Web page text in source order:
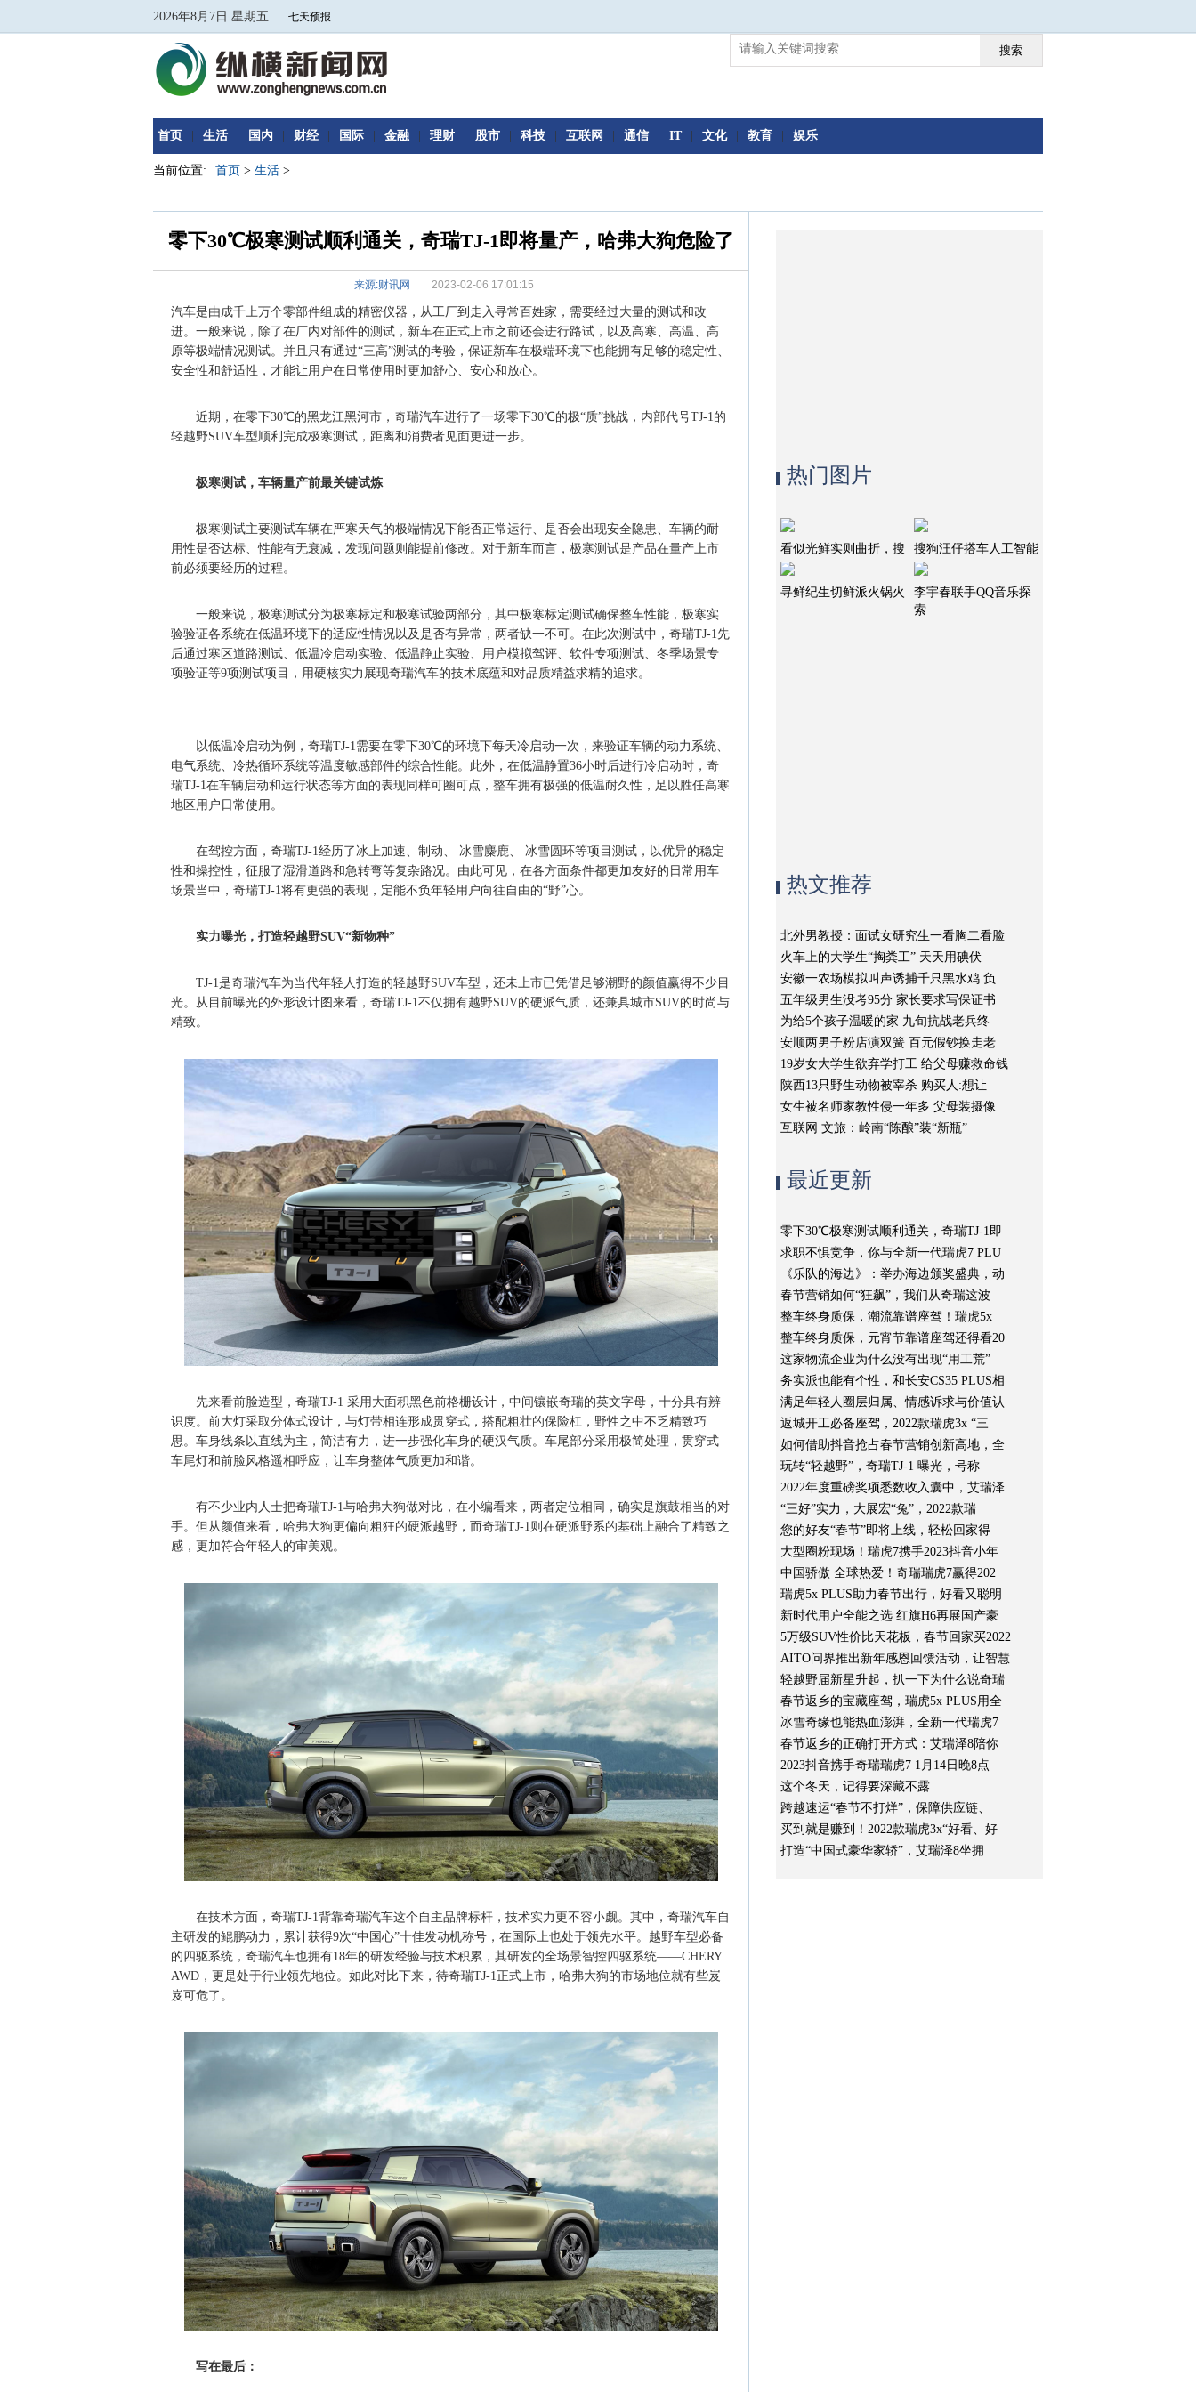
2026年8月7日 星期五
搜索
首页 生活 国内 财经 国际 金融 理财 股市 科技 互联网 通信 IT 文化 教育 娱乐
当前位置: 首页 > 生活 >
零下30℃极寒测试顺利通关，奇瑞TJ-1即将量产，哈弗大狗危险了
来源:财讯网 2023-02-06 17:01:15
汽车是由成千上万个零部件组成的精密仪器，从工厂到走入寻常百姓家，需要经过大量的测试和改
进。一般来说，除了在厂内对部件的测试，新车在正式上市之前还会进行路试，以及高寒、高温、高
原等极端情况测试。并且只有通过“三高”测试的考验，保证新车在极端环境下也能拥有足够的稳定性、
安全性和舒适性，才能让用户在日常使用时更加舒心、安心和放心。
近期，在零下30℃的黑龙江黑河市，奇瑞汽车进行了一场零下30℃的极“质”挑战，内部代号TJ-1的
轻越野SUV车型顺利完成极寒测试，距离和消费者见面更进一步。
极寒测试，车辆量产前最关键试炼
极寒测试主要测试车辆在严寒天气的极端情况下能否正常运行、是否会出现安全隐患、车辆的耐
用性是否达标、性能有无衰减，发现问题则能提前修改。对于新车而言，极寒测试是产品在量产上市
前必须要经历的过程。
一般来说，极寒测试分为极寒标定和极寒试验两部分，其中极寒标定测试确保整车性能，极寒实
验验证各系统在低温环境下的适应性情况以及是否有异常，两者缺一不可。在此次测试中，奇瑞TJ-1先
后通过寒区道路测试、低温冷启动实验、低温静止实验、用户模拟驾评、软件专项测试、冬季场景专
项验证等9项测试项目，用硬核实力展现奇瑞汽车的技术底蕴和对品质精益求精的追求。
以低温冷启动为例，奇瑞TJ-1需要在零下30℃的环境下每天冷启动一次，来验证车辆的动力系统、
电气系统、冷热循环系统等温度敏感部件的综合性能。此外，在低温静置36小时后进行冷启动时，奇
瑞TJ-1在车辆启动和运行状态等方面的表现同样可圈可点，整车拥有极强的低温耐久性，足以胜任高寒
地区用户日常使用。
在驾控方面，奇瑞TJ-1经历了冰上加速、制动、 冰雪麋鹿、 冰雪圆环等项目测试，以优异的稳定
性和操控性，征服了湿滑道路和急转弯等复杂路况。由此可见，在各方面条件都更加友好的日常用车
场景当中，奇瑞TJ-1将有更强的表现，定能不负年轻用户向往自由的“野”心。
实力曝光，打造轻越野SUV“新物种”
TJ-1是奇瑞汽车为当代年轻人打造的轻越野SUV车型，还未上市已凭借足够潮野的颜值赢得不少目
光。从目前曝光的外形设计图来看，奇瑞TJ-1不仅拥有越野SUV的硬派气质，还兼具城市SUV的时尚与
精致。
先来看前脸造型，奇瑞TJ-1 采用大面积黑色前格栅设计，中间镶嵌奇瑞的英文字母，十分具有辨
识度。前大灯采取分体式设计，与灯带相连形成贯穿式，搭配粗壮的保险杠，野性之中不乏精致巧
思。车身线条以直线为主，简洁有力，进一步强化车身的硬汉气质。车尾部分采用极简处理，贯穿式
车尾灯和前脸风格遥相呼应，让车身整体气质更加和谐。
有不少业内人士把奇瑞TJ-1与哈弗大狗做对比，在小编看来，两者定位相同，确实是旗鼓相当的对
手。但从颜值来看，哈弗大狗更偏向粗狂的硬派越野，而奇瑞TJ-1则在硬派野系的基础上融合了精致之
感，更加符合年轻人的审美观。
在技术方面，奇瑞TJ-1背靠奇瑞汽车这个自主品牌标杆，技术实力更不容小觑。其中，奇瑞汽车自
主研发的鲲鹏动力，累计获得9次“中国心”十佳发动机称号，在国际上也处于领先水平。越野车型必备
的四驱系统，奇瑞汽车也拥有18年的研发经验与技术积累，其研发的全场景智控四驱系统——CHERY
AWD，更是处于行业领先地位。如此对比下来，待奇瑞TJ-1正式上市，哈弗大狗的市场地位就有些岌
岌可危了。
写在最后：
热门图片
看似光鲜实则曲折，搜 搜狗汪仔搭车人工智能
寻鲜纪生切鲜派火锅火
李宇春联手QQ音乐探
索
热文推荐
北外男教授：面试女研究生一看胸二看脸
火车上的大学生“掏粪工” 天天用碘伏
安徽一农场模拟叫声诱捕千只黑水鸡 负
五年级男生没考95分 家长要求写保证书
为给5个孩子温暖的家 九旬抗战老兵终
安顺两男子粉店演双簧 百元假钞换走老
19岁女大学生欲弃学打工 给父母赚救命钱
陕西13只野生动物被宰杀 购买人:想让
女生被名师家教性侵一年多 父母装摄像
互联网 文旅：岭南“陈酿”装“新瓶”
最近更新
零下30℃极寒测试顺利通关，奇瑞TJ-1即
求职不惧竞争，你与全新一代瑞虎7 PLU
《乐队的海边》：举办海边颁奖盛典，动
春节营销如何“狂飙”，我们从奇瑞这波
整车终身质保，潮流靠谱座驾！瑞虎5x
整车终身质保，元宵节靠谱座驾还得看20
这家物流企业为什么没有出现“用工荒”
务实派也能有个性，和长安CS35 PLUS相
满足年轻人圈层归属、情感诉求与价值认
返城开工必备座驾，2022款瑞虎3x “三
如何借助抖音抢占春节营销创新高地，全
玩转“轻越野”，奇瑞TJ-1 曝光，号称
2022年度重磅奖项悉数收入囊中，艾瑞泽
“三好”实力，大展宏“兔”，2022款瑞
您的好友“春节”即将上线，轻松回家得
大型圈粉现场！瑞虎7携手2023抖音小年
中国骄傲 全球热爱！奇瑞瑞虎7赢得202
瑞虎5x PLUS助力春节出行，好看又聪明
新时代用户全能之选 红旗H6再展国产豪
5万级SUV性价比天花板，春节回家买2022
AITO问界推出新年感恩回馈活动，让智慧
轻越野届新星升起，扒一下为什么说奇瑞
春节返乡的宝藏座驾，瑞虎5x PLUS用全
冰雪奇缘也能热血澎湃，全新一代瑞虎7
春节返乡的正确打开方式：艾瑞泽8陪你
2023抖音携手奇瑞瑞虎7 1月14日晚8点
这个冬天，记得要深藏不露
跨越速运“春节不打烊”，保障供应链、
买到就是赚到！2022款瑞虎3x“好看、好
打造“中国式豪华家轿”，艾瑞泽8坐拥